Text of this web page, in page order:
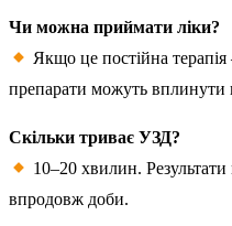
Чи можна приймати ліки?
Якщо це постійна
препарати можуть вплинути
Скільки триває УЗД?
10–20 хвилин.
впродовж доби.